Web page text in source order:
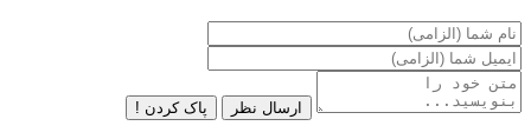
ارسال نظر پاک کردن !